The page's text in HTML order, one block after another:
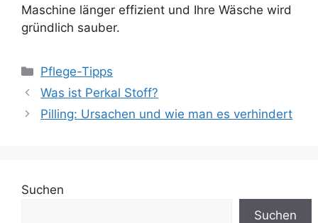
Maschine länger effizient und Ihre Wäsche wird
gründlich sauber.
Kategorien
Pflege-Tipps
Was ist Perkal Stoff?
Pilling: Ursachen und wie man es verhindert
Suchen
Suchen